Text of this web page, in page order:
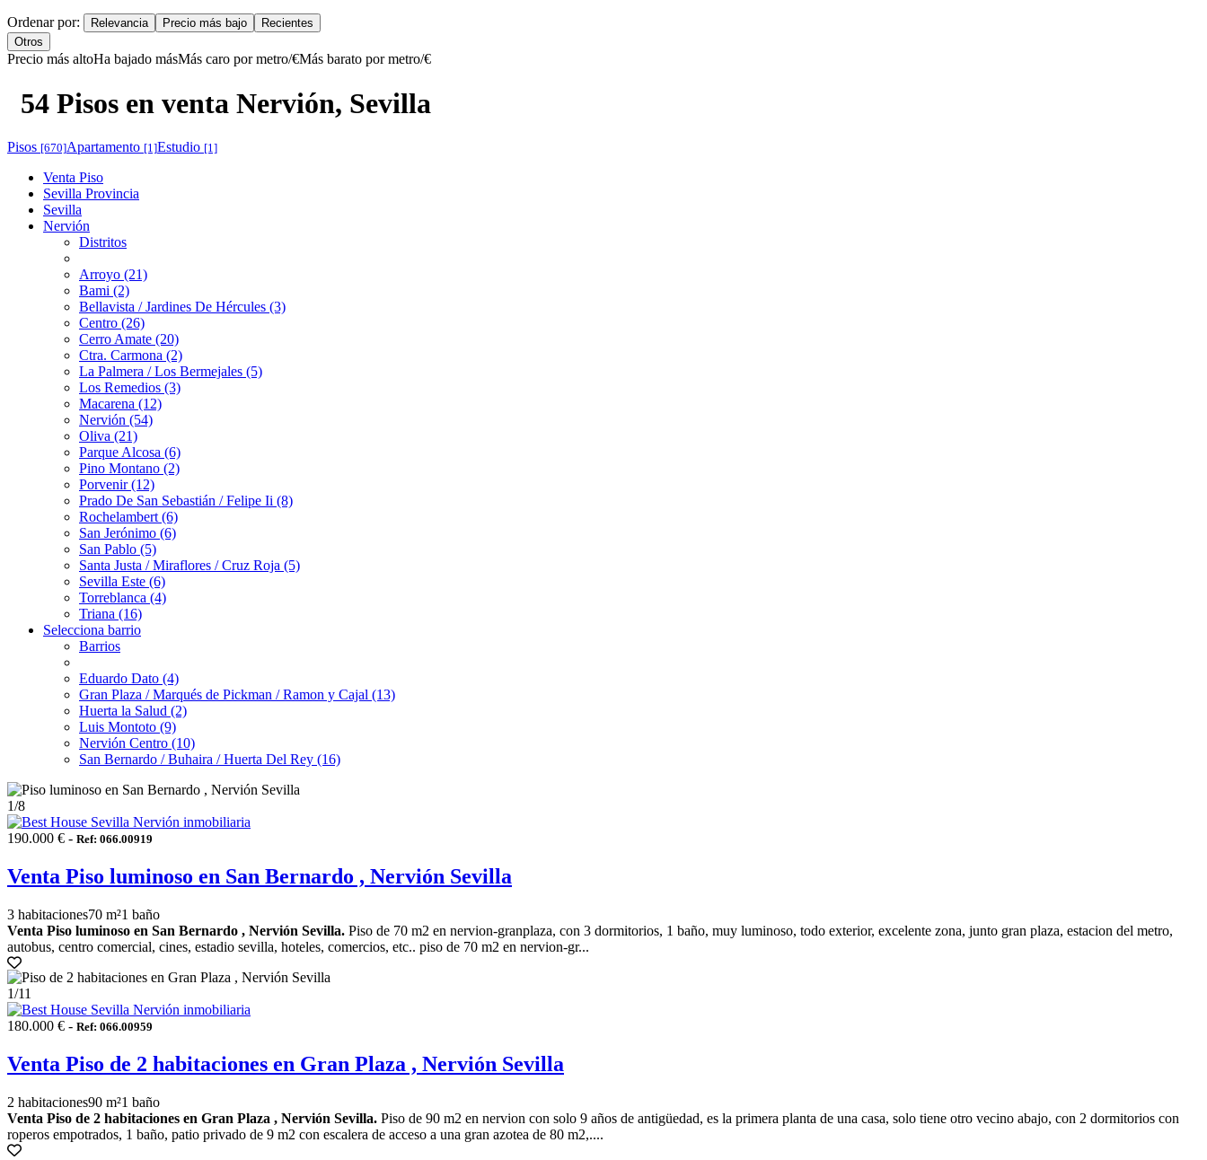
Ordenar por: Relevancia Precio más bajo
Recientes
Otros
Precio más altoHa bajado másMás caro por metro/€Más barato por metro/€
54 Pisos en venta Nervión, Sevilla
Pisos [670]Apartamento [1]Estudio [1]
Venta Piso
Sevilla Provincia
Sevilla
Nervión
Distritos
Arroyo (21)
Bami (2)
Bellavista / Jardines De Hércules (3)
Centro (26)
Cerro Amate (20)
Ctra. Carmona (2)
La Palmera / Los Bermejales (5)
Los Remedios (3)
Macarena (12)
Nervión (54)
Oliva (21)
Parque Alcosa (6)
Pino Montano (2)
Porvenir (12)
Prado De San Sebastián / Felipe Ii (8)
Rochelambert (6)
San Jerónimo (6)
San Pablo (5)
Santa Justa / Miraflores / Cruz Roja (5)
Sevilla Este (6)
Torreblanca (4)
Triana (16)
Selecciona barrio
Barrios
Eduardo Dato (4)
Gran Plaza / Marqués de Pickman / Ramon y Cajal (13)
Huerta la Salud (2)
Luis Montoto (9)
Nervión Centro (10)
San Bernardo / Buhaira / Huerta Del Rey (16)
1/8
190.000 € - Ref: 066.00919
Venta Piso luminoso en San Bernardo , Nervión Sevilla
3 habitaciones70 m²1 baño
Venta Piso luminoso en San Bernardo , Nervión Sevilla. Piso de 70 m2 en nervion-granplaza, con 3 dormitorios, 1 baño, muy luminoso, todo exterior, excelente zona, junto gran plaza, estacion del metro,
autobus, centro comercial, cines, estadio sevilla, hoteles, comercios, etc.. piso de 70 m2 en nervion-gr...
1/11
180.000 € - Ref: 066.00959
Venta Piso de 2 habitaciones en Gran Plaza , Nervión Sevilla
2 habitaciones90 m²1 baño
Venta Piso de 2 habitaciones en Gran Plaza , Nervión Sevilla. Piso de 90 m2 en nervion con solo 9 años de antigüedad, es la primera planta de una casa, solo tiene otro vecino abajo, con 2 dormitorios con
roperos empotrados, 1 baño, patio privado de 9 m2 con escalera de acceso a una gran azotea de 80 m2,....